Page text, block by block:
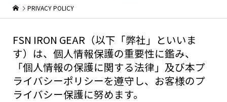
PRIVACY POLICY
FSN IRON GEAR（以下「弊社」といいま
す）は、個人情報保護の重要性に鑑み、
「個人情報の保護に関する法律」及び本プ
ライバシーポリシーを遵守し、お客様のプ
ライバシー保護に努めます。